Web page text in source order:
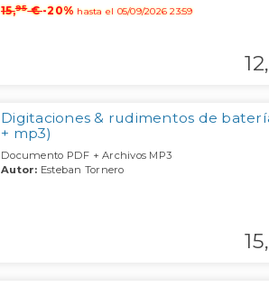
15,95€-20%hasta el 05/09/2026 23:59
12,
Digitaciones & rudimentos de
+ mp3)
Documento PDF + Archivos MP3
Autor: Esteban Tornero
15,